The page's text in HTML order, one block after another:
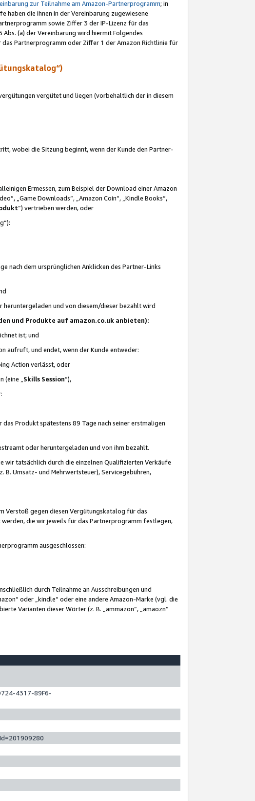
zur Teilnahme am Amazon-Partnerprogramm; in
haben die ihnen in der Vereinbarung zugewiesene
sowie Ziffer 3 der IP-Lizenz für das
(a) der Vereinbarung wird hiermit Folgendes
Partnerprogramm oder Ziffer 1 der Amazon Richtlinie für
vergütet und liegen (vorbehaltlich der in diesem
wobei die Sitzung beginnt, wenn der Kunde den Partner-
Ermessen, zum Beispiel der Download einer Amazon
„Game Downloads“, „Amazon Coin“, „Kindle Books“,
“) vertrieben werden, oder
nach dem ursprünglichen Anklicken des Partner-Links
und von diesem/dieser bezahlt wird
und Produkte auf amazon.co.uk anbieten):
ist; und
aufruft, und endet, wenn der Kunde entweder:
Action verlässt, oder
„ Skills Session“),
Produkt spätestens 89 Tage nach seiner erstmaligen
oder heruntergeladen und von ihm bezahlt.
wir tatsächlich durch die einzelnen Qualifizierten Verkäufe
B. Umsatz- und Mehrwertsteuer), Servicegebühren,
Verstoß gegen diesen Vergütungskatalog für das
die wir jeweils für das Partnerprogramm festlegen,
ausgeschlossen:
durch Teilnahme an Ausschreibungen und
oder „kindle“ oder eine andere Amazon-Marke (vgl. die
Varianten dieser Wörter (z. B. „ammazon“, „amaozn“
4317-89F6-